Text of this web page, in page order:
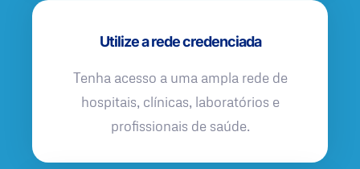
Utilize a rede credenciada
Tenha acesso a uma ampla rede de
hospitais, clínicas, laboratórios e
profissionais de saúde.